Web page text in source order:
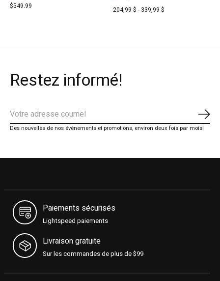
$549.99 204,99 $ - 339,99 $
Restez informé!
Des nouvelles de nos événements et promotions, environ deux fois par mois!
Paiements sécurisés
Lightspeed paiements
Livraison gratuite
Sur les commandes de plus de $99